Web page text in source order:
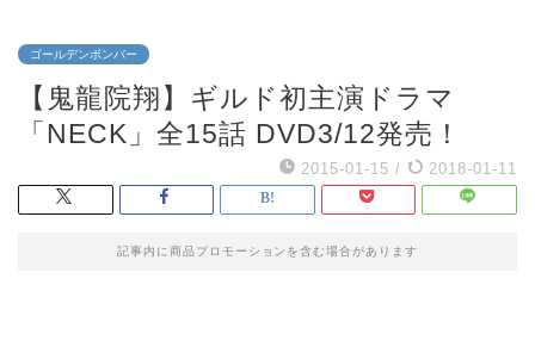
ゴールデンボンバー
【鬼龍院翔】ギルド初主演ドラマ
「NECK」全15話 DVD3/12発売！
2015-01-15 / 2018-01-11
記事内に商品プロモーションを含む場合があります